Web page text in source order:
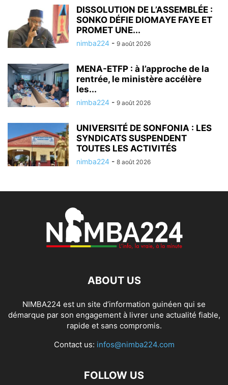
DISSOLUTION DE L’ASSEMBLÉE :
SONKO DÉFIE DIOMAYE FAYE ET
PROMET UNE...
nimba224 - 9 août 2026
MENA-ETFP : à l’approche de la
rentrée, le ministère accélère
les...
nimba224 - 9 août 2026
UNIVERSITÉ DE SONFONIA : LES
SYNDICATS SUSPENDENT
TOUTES LES ACTIVITÉS
nimba224 - 8 août 2026
ABOUT US
NIMBA224 est un site d’information guinéen qui se
démarque par son engagement à livrer une actualité fiable,
rapide et sans compromis.
Contact us: infos@nimba224.com
FOLLOW US